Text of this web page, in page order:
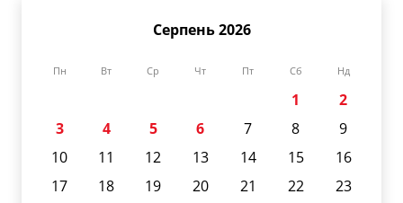
Серпень 2026
Пн Вт Ср Чт Пт Сб Нд
1
2
3
4 5 6 7 8
9
10
11 12 13 14 15
16
17
18 19 20 21 22
23